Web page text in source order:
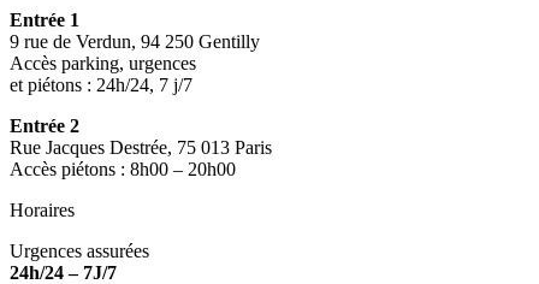
Entrée 1
9 rue de Verdun, 94 250 Gentilly
Accès parking, urgences
et piétons : 24h/24, 7 j/7
Entrée 2
Rue Jacques Destrée, 75 013 Paris
Accès piétons : 8h00 – 20h00
Horaires
Urgences assurées
24h/24 – 7J/7